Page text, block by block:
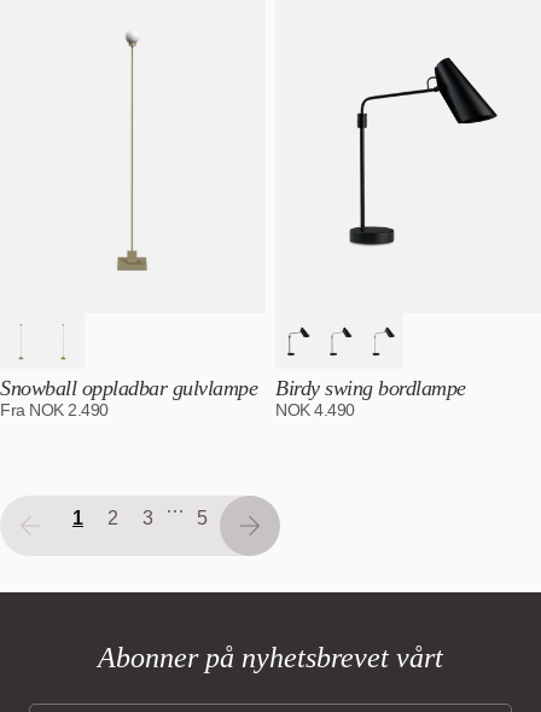
Snowball oppladbar gulvlampe
Fra NOK2.490
Birdy swing bordlampe
NOK4.490
1 2 3
…
5
Abonner på nyhetsbrevet vårt